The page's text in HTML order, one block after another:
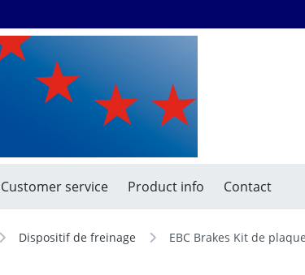
Customer service Product info Contact
Dispositif de freinage EBC Brakes Kit de